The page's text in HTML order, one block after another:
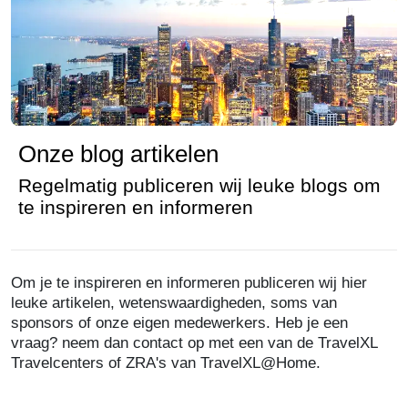
Onze blog artikelen
Regelmatig publiceren wij leuke blogs om
te inspireren en informeren
Om je te inspireren en informeren publiceren wij hier
leuke artikelen, wetenswaardigheden, soms van
sponsors of onze eigen medewerkers. Heb je een
vraag? neem dan contact op met een van de TravelXL
Travelcenters of ZRA's van TravelXL@Home.